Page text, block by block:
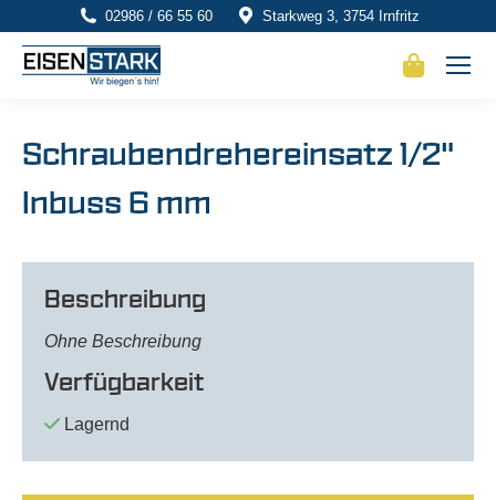
02986 / 66 55 60 Starkweg 3, 3754 Irnfritz
Schraubendrehereinsatz 1/2"
Inbuss 6 mm
Beschreibung
Ohne Beschreibung
Verfügbarkeit
Lagernd